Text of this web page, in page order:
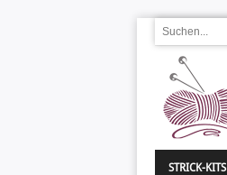
STRICK-KITS